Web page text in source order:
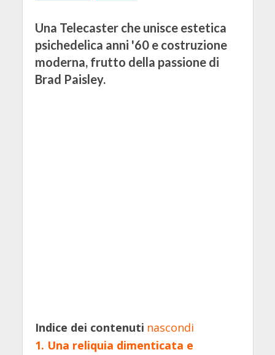
Una Telecaster che unisce estetica
psichedelica anni '60 e costruzione
moderna, frutto della passione di
Brad Paisley.
Indice dei contenuti nascondi
1. Una reliquia dimenticata e